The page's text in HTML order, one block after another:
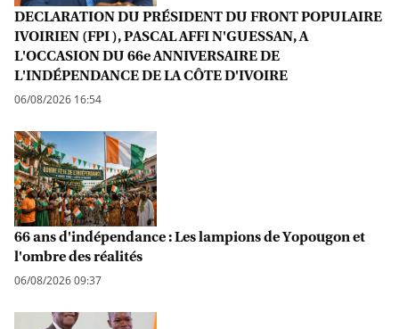
DECLARATION DU PRÉSIDENT DU FRONT POPULAIRE
IVOIRIEN (FPI ), PASCAL AFFI N'GUESSAN, A
L'OCCASION DU 66e ANNIVERSAIRE DE
L'INDÉPENDANCE DE LA CÔTE D'IVOIRE
06/08/2026 16:54
66 ans d'indépendance : Les lampions de Yopougon et
l'ombre des réalités
06/08/2026 09:37